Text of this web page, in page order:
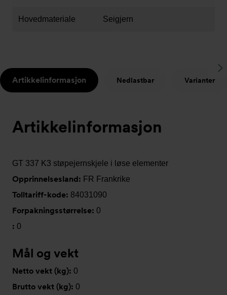
Hovedmateriale Seigjern
Artikkelinformasjon Nedlastbar Varianter
Artikkelinformasjon
GT 337 K3 støpejernskjele i løse elementer
Opprinnelsesland: FR Frankrike
Tolltariff-kode: 84031090
Forpakningsstørrelse: 0
: 0
Mål og vekt
Netto vekt (kg): 0
Brutto vekt (kg): 0